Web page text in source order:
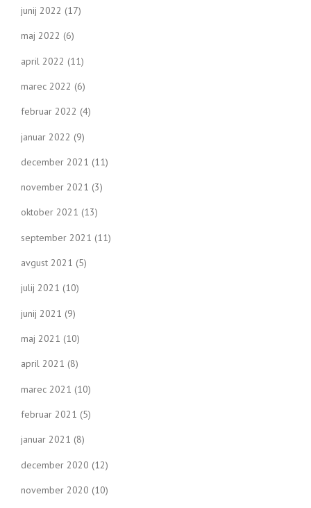
junij 2022 (17)
maj 2022 (6)
april 2022 (11)
marec 2022 (6)
februar 2022 (4)
januar 2022 (9)
december 2021 (11)
november 2021 (3)
oktober 2021 (13)
september 2021 (11)
avgust 2021 (5)
julij 2021 (10)
junij 2021 (9)
maj 2021 (10)
april 2021 (8)
marec 2021 (10)
februar 2021 (5)
januar 2021 (8)
december 2020 (12)
november 2020 (10)